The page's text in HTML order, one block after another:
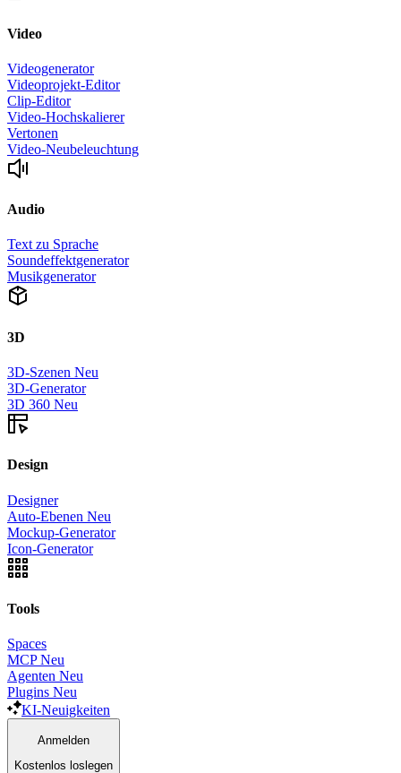
Video
Videogenerator
Videoprojekt-Editor
Clip-Editor
Video-Hochskalierer
Vertonen
Video-Neubeleuchtung
Audio
Text zu Sprache
Soundeffektgenerator
Musikgenerator
3D
3D-Szenen Neu
3D-Generator
3D 360 Neu
Design
Designer
Auto-Ebenen Neu
Mockup-Generator
Icon-Generator
Tools
Spaces
MCP Neu
Agenten Neu
Plugins Neu
KI-Neuigkeiten
Anmelden
Kostenlos loslegen